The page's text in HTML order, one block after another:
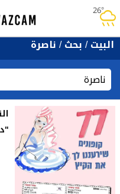
26°rainy
البيت/بحث/ناصرة